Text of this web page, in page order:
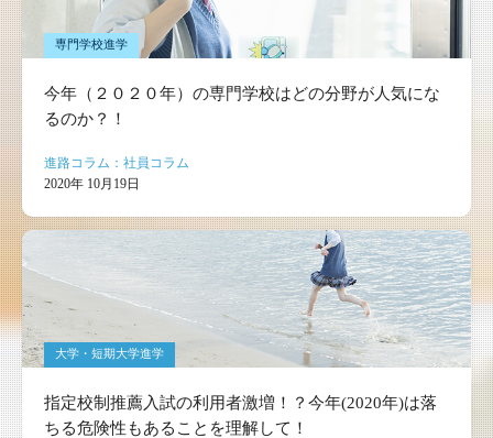
専門学校進学
今年（２０２０年）の専門学校はどの分野が人気にな
るのか？！
進路コラム：社員コラム
2020年 10月19日
大学・短期大学進学
指定校制推薦入試の利用者激増！？今年(2020年)は落
ちる危険性もあることを理解して！